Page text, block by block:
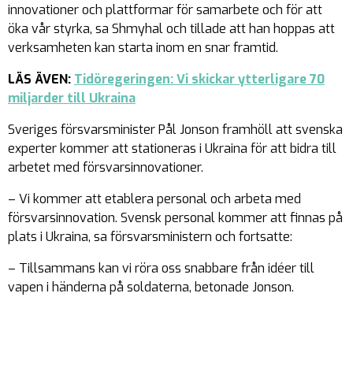
innovationer och plattformar för samarbete och för att
öka vår styrka, sa Shmyhal och tillade att han hoppas att
verksamheten kan starta inom en snar framtid.
LÄS ÄVEN: Tidöregeringen: Vi skickar ytterligare 70
miljarder till Ukraina
Sveriges försvarsminister Pål Jonson framhöll att svenska
experter kommer att stationeras i Ukraina för att bidra till
arbetet med försvarsinnovationer.
– Vi kommer att etablera personal och arbeta med
försvarsinnovation. Svensk personal kommer att finnas på
plats i Ukraina, sa försvarsministern och fortsatte:
– Tillsammans kan vi röra oss snabbare från idéer till
vapen i händerna på soldaterna, betonade Jonson.